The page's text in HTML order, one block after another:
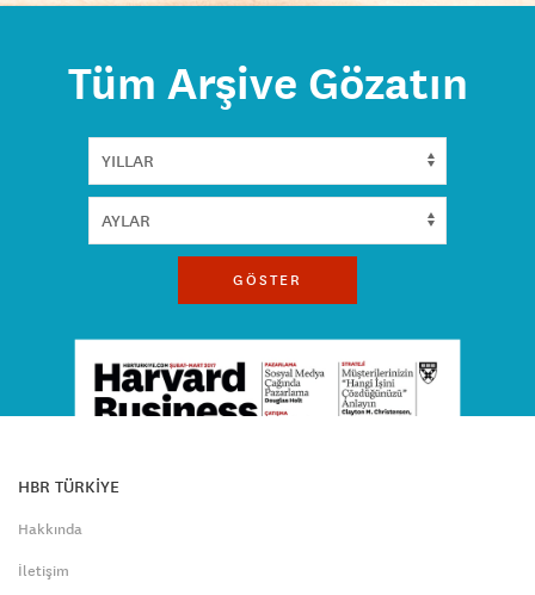
Tüm Arşive Gözatın
GÖSTER
HBR TÜRKİYE
Hakkında
İletişim